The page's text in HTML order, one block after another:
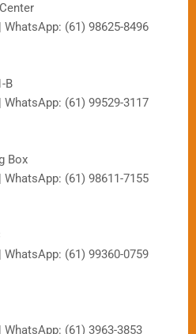
(61) 98625-8496
B
(61) 99529-3117
Box
(61) 98611-7155
(61) 99360-0759
(61) 3963-3853